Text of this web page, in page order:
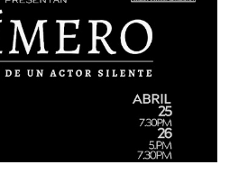
de Estudios Superiores
y la Facultad de Estudios
México), además de un comité
con abrir nuevas miradas sobre